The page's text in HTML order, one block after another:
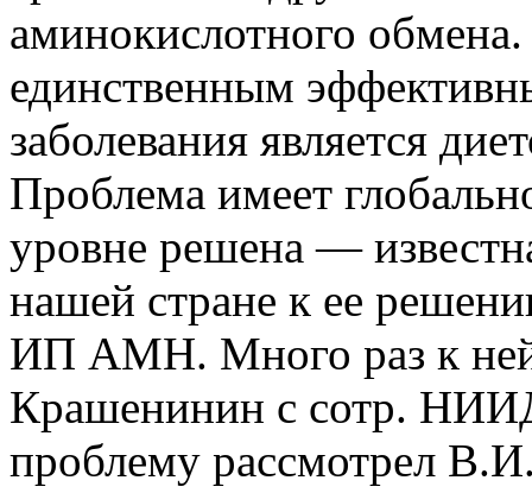
аминокислотного
единственным
заболевания является
Проблема имеет
уровне решена —
нашей стране к ее
ИП АМН. Много раз к
Крашенинин с сотр.
проблему рассмотрел